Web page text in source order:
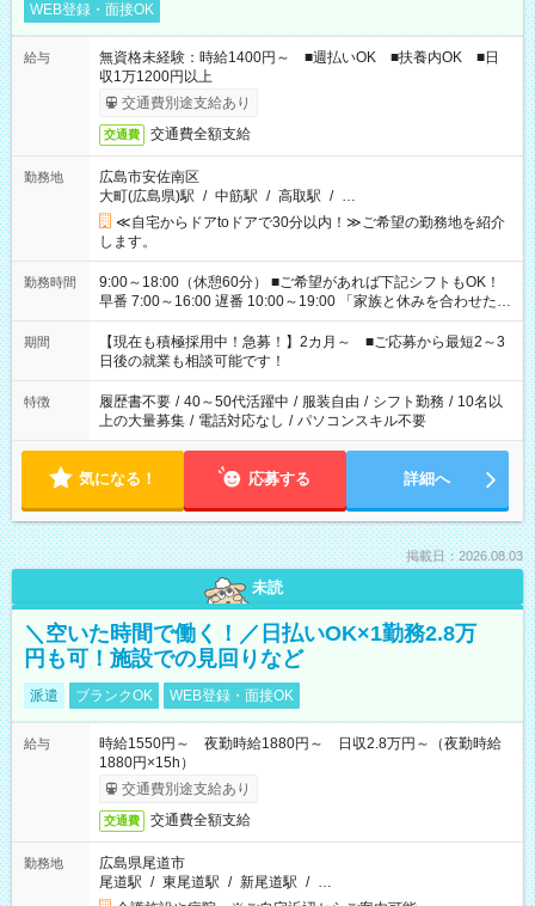
WEB登録・面接OK
給与
無資格未経験：時給1400円～ ■週払いOK ■扶養内OK ■日
収1万1200円以上
交通費別途支給あり
交通費 交通費全額支給
勤務地
広島市安佐南区
大町(広島県)駅 / 中筋駅 / 高取駅 / …
≪自宅からドアtoドアで30分以内！≫ご希望の勤務地を紹介
します。
勤務時間
9:00～18:00（休憩60分） ■ご希望があれば下記シフトもOK！
早番 7:00～16:00 遅番 10:00～19:00 「家族と休みを合わせた
い」 「余裕を持って夕飯の準備がしたい」 「できれば残業はし
たくない」 など、ご希望を教えてくださいね。 ※Wワーク希望
の方へ 今ご覧のお仕事で希望する勤務時間と、もう1つのお仕事
の勤務時間。 合計で週40時間を超える場合は応募できません。
期間
【現在も積極採用中！急募！】2カ月～ ■ご応募から最短2～3
日後の就業も相談可能です！
特徴 履歴書不要 / 40～50代活躍中 / 服装自由 / シフト勤務 / 10名以
上の大量募集 / 電話対応なし / パソコンスキル不要
気になる！ 応募する 詳細へ
掲載日：2026.08.03
未読
＼空いた時間で働く！／日払いOK×1勤務2.8万
円も可！施設での見回りなど
派遣 ブランクOK WEB登録・面接OK
給与
時給1550円～ 夜勤時給1880円～ 日収2.8万円～（夜勤時給
1880円×15h）
交通費別途支給あり
交通費 交通費全額支給
勤務地
広島県尾道市
尾道駅 / 東尾道駅 / 新尾道駅 / …